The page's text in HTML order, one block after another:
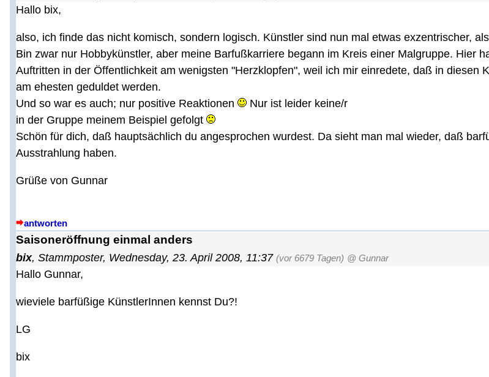
Hallo bix,
also, ich finde das nicht komisch, sondern logisch. Künstler sind nun mal etwas exzentrischer,
Bin zwar nur Hobbykünstler, aber meine Barfußkarriere begann im Kreis einer Malgruppe. Hier
Auftritten in der Öffentlichkeit am wenigsten "Herzklopfen", weil ich mir einredete, daß in diesen
am ehesten geduldet werden.
Und so war es auch; nur positive Reaktionen
Nur ist leider keine/r
in der Gruppe meinem Beispiel gefolgt
Schön für dich, daß hauptsächlich du angesprochen wurdest. Da sieht man mal wieder, daß
Ausstrahlung haben.
Grüße von Gunnar
antworten
Saisoneröffnung einmal anders
bix, Stammposter, Wednesday, 23. April 2008, 11:37 (vor 6679 Tagen) @ Gunnar
Hallo Gunnar,
wieviele barfüßige KünstlerInnen kennst Du?!
LG
bix